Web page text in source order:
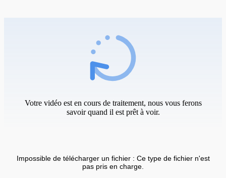
Votre vidéo est en cours de traitement, nous vous ferons
savoir quand il est prêt à voir.
Impossible de télécharger un fichier : Ce type de fichier n'est
pas pris en charge.